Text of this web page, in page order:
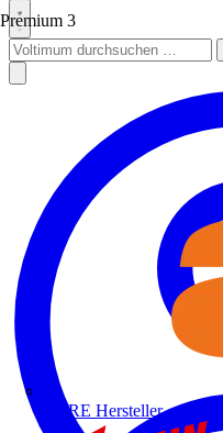
Premium 3
ALRE Hersteller